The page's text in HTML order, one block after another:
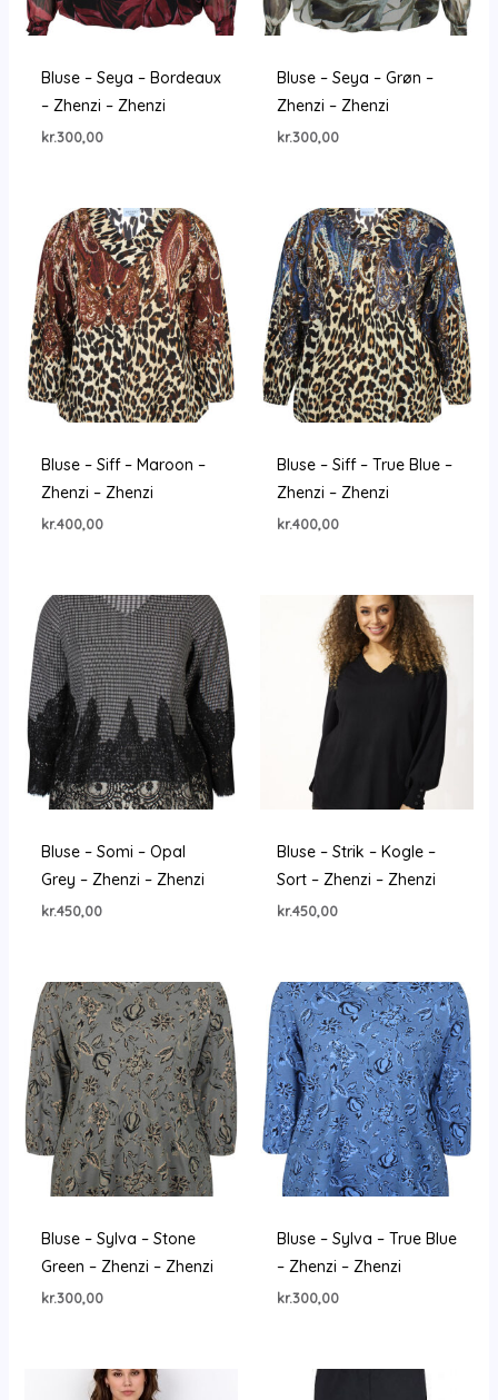
Bluse – Seya – Bordeaux
– Zhenzi – Zhenzi
kr.300,00
Bluse – Seya – Grøn –
Zhenzi – Zhenzi
kr.300,00
Bluse – Siff – Maroon –
Zhenzi – Zhenzi
kr.400,00
Bluse – Siff – True Blue –
Zhenzi – Zhenzi
kr.400,00
Bluse – Somi – Opal
Grey – Zhenzi – Zhenzi
kr.450,00
Bluse – Strik – Kogle –
Sort – Zhenzi – Zhenzi
kr.450,00
Bluse – Sylva – Stone
Green – Zhenzi – Zhenzi
kr.300,00
Bluse – Sylva – True Blue
– Zhenzi – Zhenzi
kr.300,00